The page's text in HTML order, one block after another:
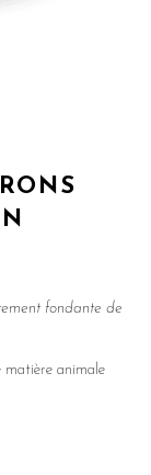
fondante de
matière animale